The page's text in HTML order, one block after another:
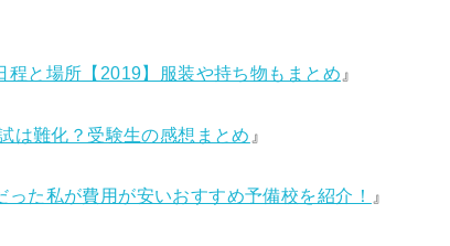
程と場所【2019】服装や持ち物もまとめ 』
は難化？受験生の感想まとめ 』
った私が費用が安いおすすめ予備校を紹介！ 』